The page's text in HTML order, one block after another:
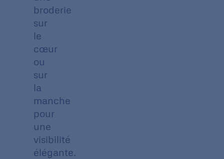
broderie
sur
le
cœur
ou
sur
la
manche
pour
une
visibilité
élégante.